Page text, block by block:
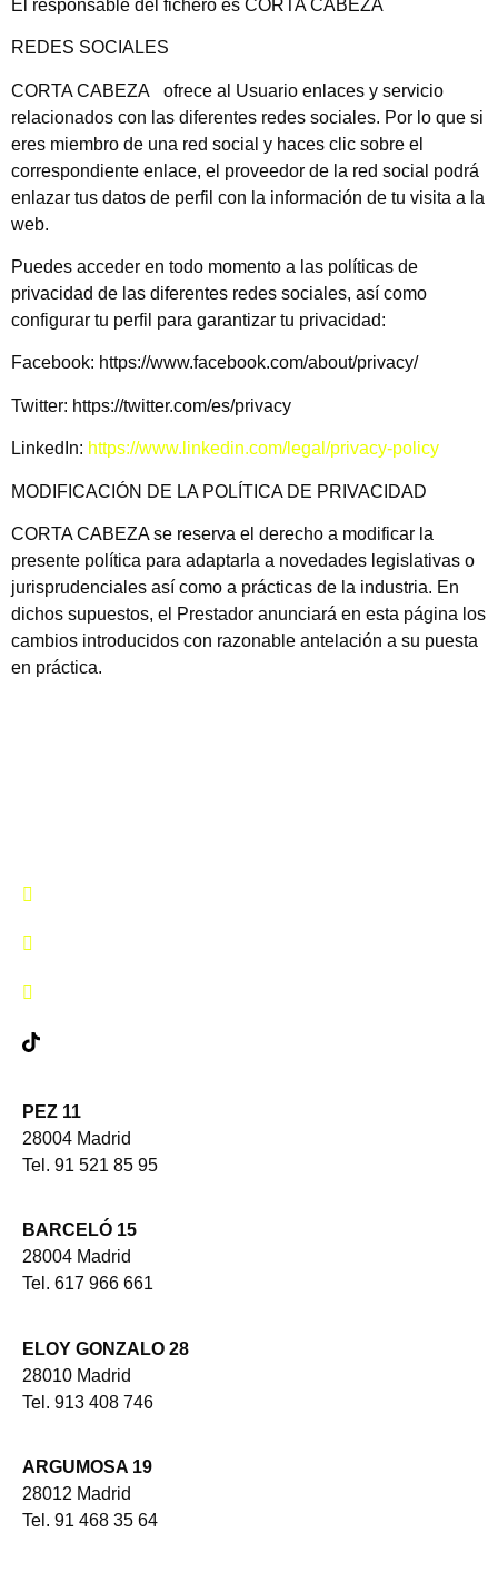
El responsable del fichero es CORTA CABEZA
REDES SOCIALES
CORTA CABEZA ofrece al Usuario enlaces y servicio
relacionados con las diferentes redes sociales. Por lo que si
eres miembro de una red social y haces clic sobre el
correspondiente enlace, el proveedor de la red social podrá
enlazar tus datos de perfil con la información de tu visita a la
web.
Puedes acceder en todo momento a las políticas de
privacidad de las diferentes redes sociales, así como
configurar tu perfil para garantizar tu privacidad:
Facebook: https://www.facebook.com/about/privacy/
Twitter: https://twitter.com/es/privacy
LinkedIn: https://www.linkedin.com/legal/privacy-policy
MODIFICACIÓN DE LA POLÍTICA DE PRIVACIDAD
CORTA CABEZA se reserva el derecho a modificar la
presente política para adaptarla a novedades legislativas o
jurisprudenciales así como a prácticas de la industria. En
dichos supuestos, el Prestador anunciará en esta página los
cambios introducidos con razonable antelación a su puesta
en práctica.
PEZ 11
28004 Madrid
Tel. 91 521 85 95
BARCELÓ 15
28004 Madrid
Tel. 617 966 661
ELOY GONZALO 28
28010 Madrid
Tel. 913 408 746
ARGUMOSA 19
28012 Madrid
Tel. 91 468 35 64